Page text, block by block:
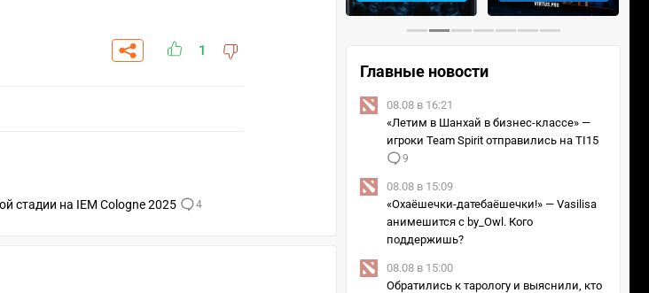
1
стадии на IEM Cologne 2025 4
Главные новости
08.08 в 16:21
«Летим в Шанхай в бизнес-классе» —
игроки Team Spirit отправились на TI15
9
08.08 в 15:09
«Охаёшечки-датебаёшечки!» — Vasilisa
анимешится с by_Owl. Кого
поддержишь?
08.08 в 15:00
Обратились к тарологу и выяснили, кто